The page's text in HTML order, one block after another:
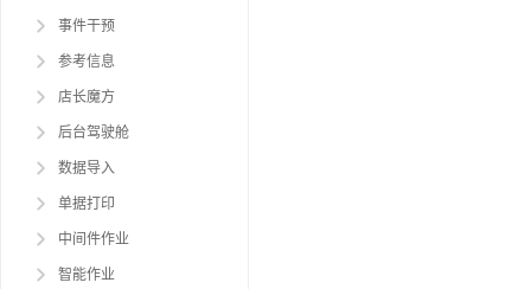
事件干预
参考信息
店长魔方
后台驾驶舱
数据导入
单据打印
中间件作业
智能作业